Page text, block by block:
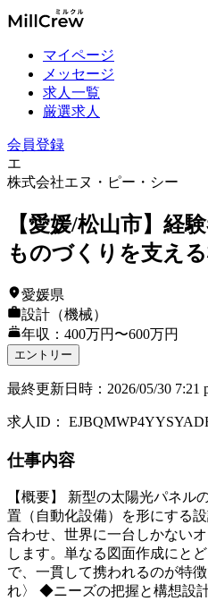
マイページ
メッセージ
求人一覧
厳選求人
会員登録
エ
株式会社エヌ・ピー・シー
【愛媛/松山市】経
ものづくりを支え
愛媛県
設計（機械）
年収：400万円〜600万円
エントリー
最終更新日時 ： 2026/05/30 7:21
求人ID ：
仕事内容
【概要】 新型の太陽光パネル
置（自動化設備）を形にする
合わせ、世界に一台しかない
します。単なる図面作成にと
で、一貫して携われるのが特
れ〉 ◆ニーズの把握と構想設